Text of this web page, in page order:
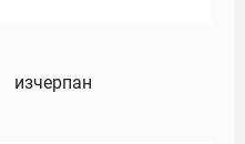
изчерпан